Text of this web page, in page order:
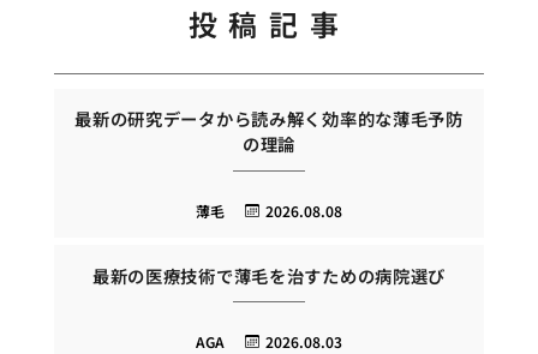
投稿記事
最新の研究データから読み解く効率的な薄毛予防
の理論
2026.08.08
薄毛
最新の医療技術で薄毛を治すための病院選び
2026.08.03
AGA